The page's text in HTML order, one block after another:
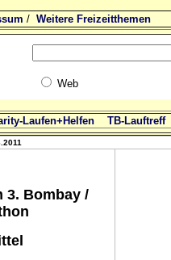
/ Weitere Freizeitthemen
Web
Laufen+Helfen TB-Lauftreff
3. Bombay /